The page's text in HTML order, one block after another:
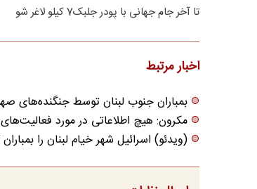
تا آخر جام جهانی با پودر جلبک7 کیلو لاغر شو
اخبار مرتبط
بمباران جنوب لبنان توسط جنگنده‌های
مکرون: هیچ اطلاعاتی در مورد
(ویدئو) اسرائیل شهر خیام لبنان را